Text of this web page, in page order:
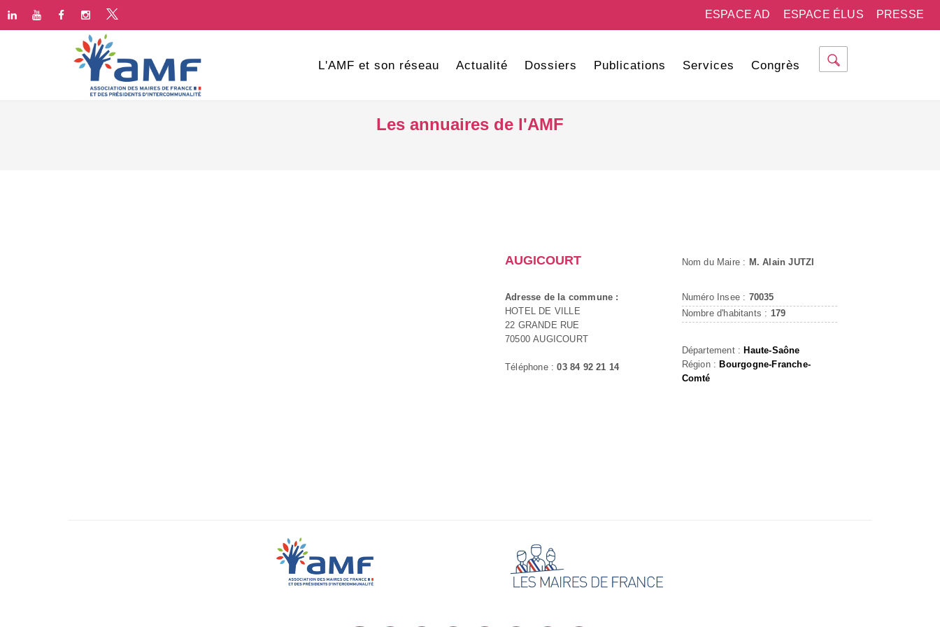
PRESSE
ESPACE ÉLUS
ESPACE AD
L'AMF et son réseau Actualité Dossiers Publications Services Congrès
Les annuaires de l'AMF
AUGICOURT
Adresse de la commune :
HOTEL DE VILLE
22 GRANDE RUE
70500 AUGICOURT
Téléphone :03 84 92 21 14
Nom du Maire : M. Alain JUTZI
Numéro Insee : 70035
Nombre d'habitants : 179
Département : Haute-Saône
Région : Bourgogne-Franche-
Comté